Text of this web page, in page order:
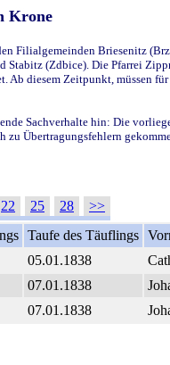
Krone
Filialgemeinden Briesenitz
(Zdbice). Die Pfarrei
diesem Zeitpunkt, müssen
Sachverhalte hin: Die
Übertragungsfehlern
22 25 28
>>
Taufe des Täuflings
05.01.1838
07.01.1838
07.01.1838